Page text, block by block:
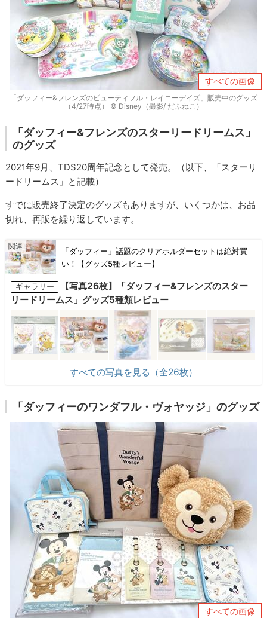
すべての画像
「ダッフィー&フレンズのビューティフル・レイニーデイズ」販売中のグッズ
（4/27時点） © Disney（撮影/ だふねこ）
「ダッフィー&フレンズのスターリードリームス」
のグッズ
2021年9月、TDS20周年記念として発売。（以下、「スターリ
ードリームス」と記載）
すでに販売終了決定のグッズもありますが、いくつかは、お品
切れ、再販を繰り返しています。
「ダッフィー」話題のクリアホルダーセットは絶対買
い！【グッズ5種レビュー】
ギャラリー
【写真26枚】「ダッフィー&フレンズのスター
リードリームス」グッズ5種類レビュー
すべての写真を見る（全26枚）
「ダッフィーのワンダフル・ヴォヤッジ」のグッズ
すべての画像